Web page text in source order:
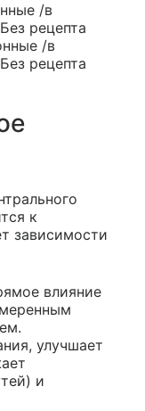
/в
рецепта
/в
рецепта
к
зависимости
влияние
улучшает
и